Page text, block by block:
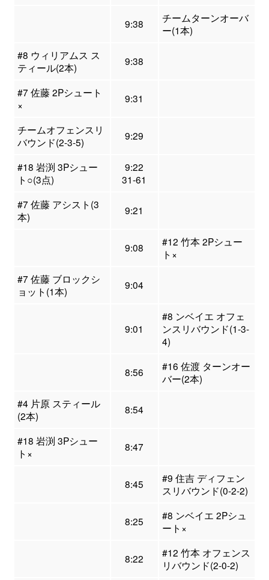
9:38
チームターンオーバ
ー(1本)
#8 ウィリアムス ス
ティール(2本)
9:38
#7 佐藤 2Pシュート
×
9:31
チームオフェンスリ
バウンド(2-3-5)
9:29
#18 岩渕 3Pシュー
ト○(3点)
9:22
31-61
#7 佐藤 アシスト(3
本)
9:21
9:08
#12 竹本 2Pシュー
ト×
#7 佐藤 ブロックシ
ョット(1本)
9:04
9:01
#8 ンベイエ オフェ
ンスリバウンド(1-3-
4)
8:56
#16 佐渡 ターンオー
バー(2本)
#4 片原 スティール
(2本)
8:54
#18 岩渕 3Pシュー
ト×
8:47
8:45
#9 住吉 ディフェン
スリバウンド(0-2-2)
8:25
#8 ンベイエ 2Pシュ
ート×
8:22
#12 竹本 オフェンス
リバウンド(2-0-2)